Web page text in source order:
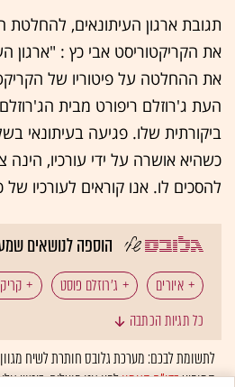
תגובת ארגון העיתונאים, להחלטת
את הקריקטוריסט אבי כץ : "ארגון
את ההחלטה על פיטוריו של
העת ג'רוזלם ריפורט מבית
ביקורתית שלו. פגיעה בעיתונאי
כשהיא אושרה על ידי עורכיו, הינה
להסכים לו. אנו קוראים לעורכיו
הוספה לנושאים
איורים ג'רוזלם פוסט
כל תגיות הכתבה
לתשומת לבכם: מערכת גלובס חותרת לשיח
המופיעבדו"ח האמוןלפיו אנו פועלים. ביטויי